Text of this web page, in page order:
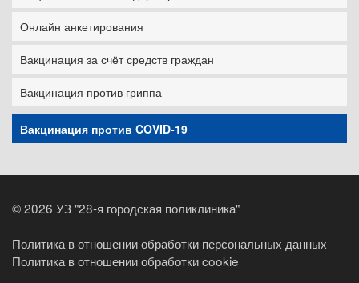
Онлайн анкетирования
Вакцинация за счёт средств граждан
Вакцинация против гриппа
Вакцинация против COVID-19
©2026 УЗ "28-я городская поликлиника"
Политика в отношении обработки персональных данных
Политика в отношении обработки cookie